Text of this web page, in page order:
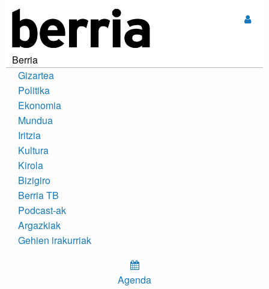
Berria
Gizartea
Politika
Ekonomia
Mundua
Iritzia
Kultura
Kirola
Bizigiro
Berria TB
Podcast-ak
Argazkiak
Gehien irakurriak
Agenda